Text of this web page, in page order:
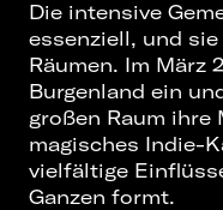
Die intensive
essenziell, und
Räumen. Im März
Burgenland ein
großen Raum ihre
magisches Indie-
vielfältige
Ganzen formt.